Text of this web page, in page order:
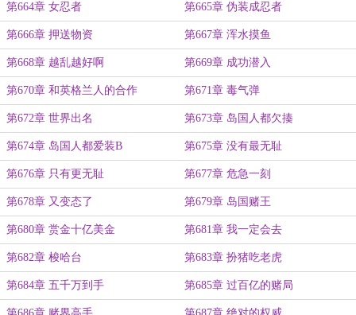
第664章 女忍者 第665章 伪装成忍者
第666章 押送物资 第667章 浑水摸鱼
第668章 越乱越好啊 第669章 成功潜入
第670章 和英格兰人的合作 第671章 毒气弹
第672章 世界出名 第673章 岛国人都欠揍
第674章 岛国人都爱装B 第675章 没有最无耻
第676章 只有更无耻 第677章 危急一刻
第678章 又变态了 第679章 岛国赌王
第680章 赏金十亿美金 第681章 我一定会去
第682章 梭哈台 第683章 扮猪吃老虎
第684章 五千万到手 第685章 过百亿的赌局